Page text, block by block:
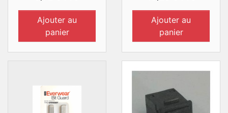
Ajouter au
panier
Ajouter au
panier